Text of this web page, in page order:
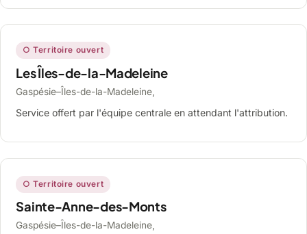
○ Territoire ouvert
Les Îles-de-la-Madeleine
Gaspésie–Îles-de-la-Madeleine,
Service offert par l'équipe centrale en attendant l'attribution.
○ Territoire ouvert
Sainte-Anne-des-Monts
Gaspésie–Îles-de-la-Madeleine,